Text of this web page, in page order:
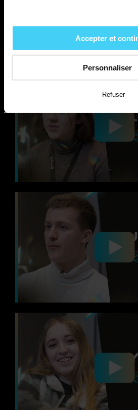
Accepter et
Personnaliser
Refuser
DÉCOUVREZ LES
NOS